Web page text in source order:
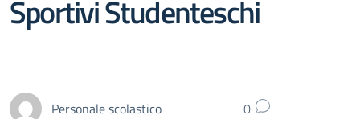
Sportivi Studenteschi
Personale scolastico 0